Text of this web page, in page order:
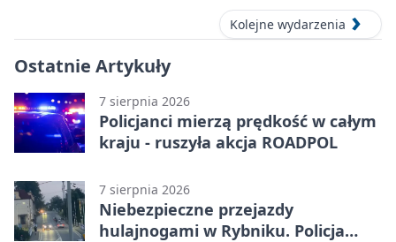
Kolejne wydarzenia
Ostatnie Artykuły
7 sierpnia 2026
Policjanci mierzą prędkość w całym
kraju - ruszyła akcja ROADPOL
7 sierpnia 2026
Niebezpieczne przejazdy
hulajnogami w Rybniku. Policja